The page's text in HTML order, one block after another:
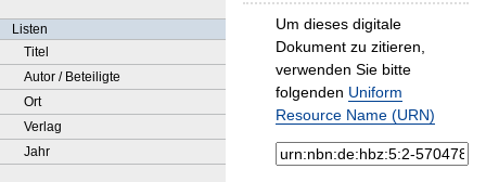
Listen
Titel
Autor / Beteiligte
Ort
Verlag
Jahr
Um dieses digitale
Dokument zu zitieren,
verwenden Sie bitte
folgenden Uniform
Resource Name (URN)